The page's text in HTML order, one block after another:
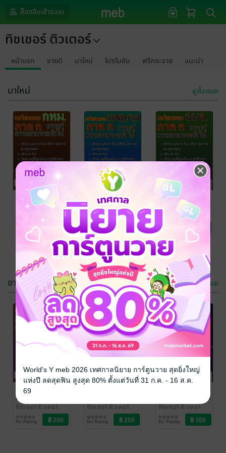
ล็อกอินเข้าระบบ
ทิชเชอร์ ติวเตอร์
หน้าแรก ขายดี มาใหม่ โปรโมชัน ฟรีกระจาย แนะนำ
มาใหม่ ดูทั้งหมด
เตรียมสอบ ภาค
ก 2556 ทุก
ตำแหน่ง สังกัด
ทิชเชอร์ ติวเตอร์
การศึกษา/ตำรา
เรียน
1 Rating
เตรียมสอบ ภาค
ก 2556 ทุก
ตำแหน่ง สังกัด
เทศบาล
ทิชเชอร์ ติวเตอร์
การศึกษา/ตำรา
เรียน
No Rating
เตรียมสอบ ภาค
ก 2556 ทุก
ตำแหน่ง สังกัด
อบจ
ทิชเชอร์ ติวเตอร์
การศึกษา/ตำรา
เรียน
No Rating
เตรียมสอบ ภาค
ตำแหน่ง สังกัด
ทิชเชอร์ ติวเตอร์
การศึกษา/ตำรา
เรียน
No Rating
ความสามารถ
ทางด้าน
คณิตศาสตร์
ทิชเชอร์ ติวเตอร์
การศึกษา/ตำรา
เรียน
1 Rating
ขายดี ดูทั้งหมด
เตรียมสอบ ภาค
ก 2556 ทุก
ตำแหน่ง สังกัด
ทิชเชอร์ ติวเตอร์
การศึกษา/ตำรา
เรียน
No Rating
2556 สังกัด
อบจ.วิชาความรู้
พื้นฐานในการ
ทิชเชอร์ ติวเตอร์
การศึกษา/ตำรา
เรียน
No Rating
จนท.จพง.นวช.พัสดุ
สังกัด เทศบาล
ทิชเชอร์ ติวเตอร์
การศึกษา/ตำรา
เรียน
No Rating
World's Y meb 2026 เทศกาลนิยาย การ์ตูนวาย สุดยิ่งใหญ่
แห่งปี ลดสุดฟิน สูงสุด 80% ตั้งแต่วันที่ 31 ก.ค. - 16 ส.ค.
69